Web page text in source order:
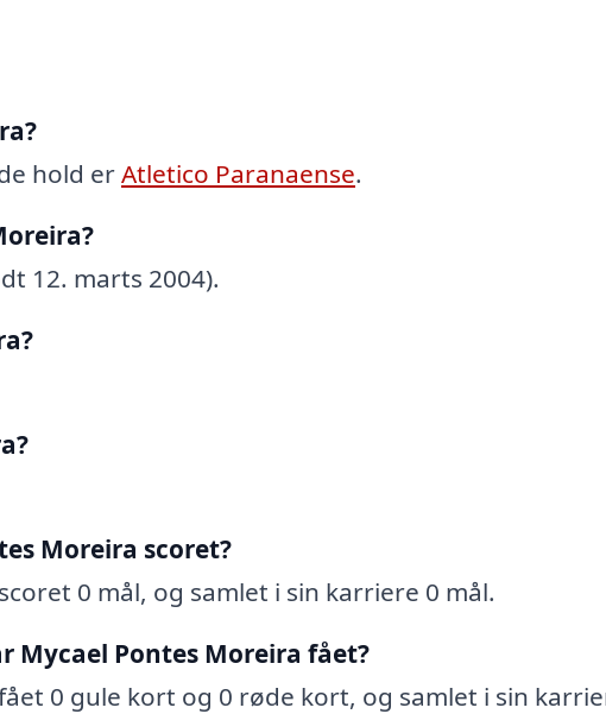
hold erAtletico Paranaense.
12. marts 2004).
Moreira scoret?
0 mål, og samlet i sin karriere 0 mål.
Mycael Pontes Moreira fået?
0 gule kort og 0 røde kort, og samlet i sin